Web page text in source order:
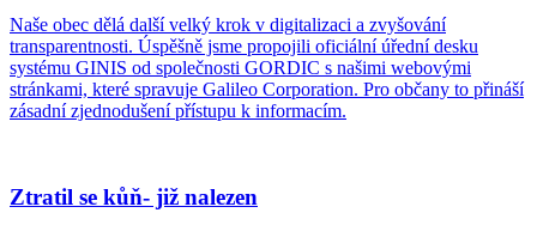
Naše obec dělá další velký krok v digitalizaci a zvyšování
transparentnosti. Úspěšně jsme propojili oficiální úřední desku
systému GINIS od společnosti GORDIC s našimi webovými
stránkami, které spravuje Galileo Corporation. Pro občany to přináší
zásadní zjednodušení přístupu k informacím.
Ztratil se kůň- již nalezen